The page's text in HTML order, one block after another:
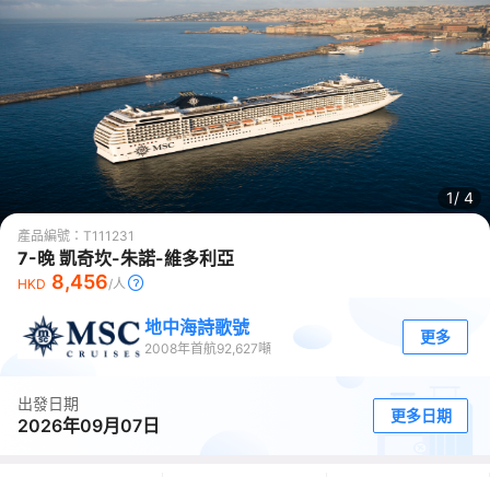
1/ 4
產品編號： T111231
7-晚 凱奇坎-朱諾-維多利亞
HKD 8,456/人
地中海詩歌號
2008年首航92,627噸
更多
出發日期
2026年09月07日 更多日期